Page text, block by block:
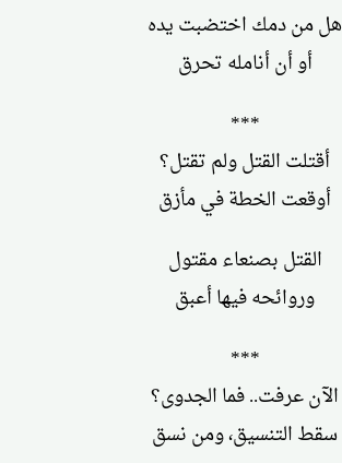
هل من دمك اختضبت يده
أو أن أنامله تحرق
***
أقتلت القتل ولم تقتل؟
أوقعت الخطة في مأزق
القتل بصنعاء مقتول
وروائحه فيها أعبق
***
الآن عرفت.. فما الجدوى؟
سقط التنسيق، ومن نسق